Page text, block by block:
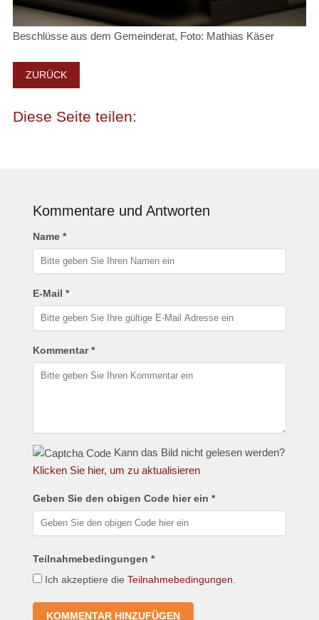
Beschlüsse aus dem Gemeinderat, Foto: Mathias Käser
ZURÜCK
Kommentare und Antworten
Name *
E-Mail *
Kommentar *
Kann das Bild nicht gelesen werden?
Klicken Sie hier, um zu aktualisieren
Geben Sie den obigen Code hier ein *
Teilnahmebedingungen *
Ich akzeptiere die Teilnahmebedingungen